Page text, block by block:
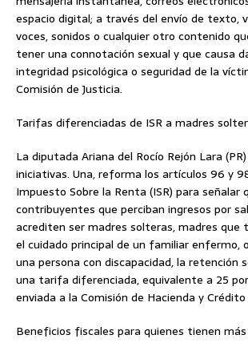
espacio digital; a través del envío de texto,
voces, sonidos o cualquier otro contenido
tener una connotación sexual y que causa
integridad psicológica o seguridad de la
Comisión de Justicia.
Tarifas diferenciadas de ISR a madres
La diputada Ariana del Rocío Rejón Lara
iniciativas. Una, reforma los artículos 96 y
Impuesto Sobre la Renta (ISR) para señalar
contribuyentes que perciban ingresos por
acrediten ser madres solteras, madres que
el cuidado principal de un familiar enfermo,
una persona con discapacidad, la retención
una tarifa diferenciada, equivalente a 25
enviada a la Comisión de Hacienda y Crédito
Beneficios fiscales para quienes tienen